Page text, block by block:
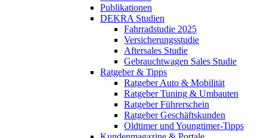
Publikationen
DEKRA Studien
Fahrradstudie 2025
Versicherungsstudie
Aftersales Studie
Gebrauchtwagen Sales Studie
Ratgeber & Tipps
Ratgeber Auto & Mobilität
Ratgeber Tuning & Umbauten
Ratgeber Führerschein
Ratgeber Geschäftskunden
Oldtimer und Youngtimer-Tipps